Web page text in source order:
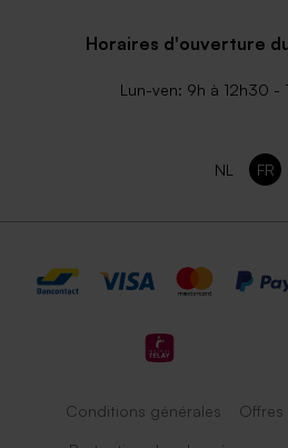
Horaires d'ouverture
Lun-ven: 9h à 12h30 -
NL FR
Conditions générales Offres